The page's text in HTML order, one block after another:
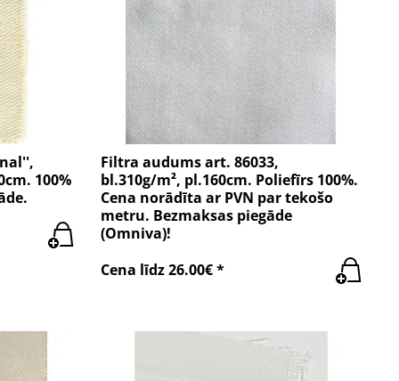
100%
Filtra audums art. 86033,
bl.310g/m², pl.160cm. Poliefīrs 100%.
Cena norādīta ar PVN par tekošo
metru. Bezmaksas piegāde
(Omniva)!
Cena līdz 26.00€ *